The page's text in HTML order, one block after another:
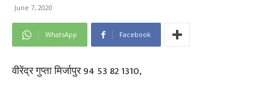
June 7, 2020
WhatsApp Facebook
वीरेंद्र गुप्ता मिर्जापुर 94 53 82 1310,